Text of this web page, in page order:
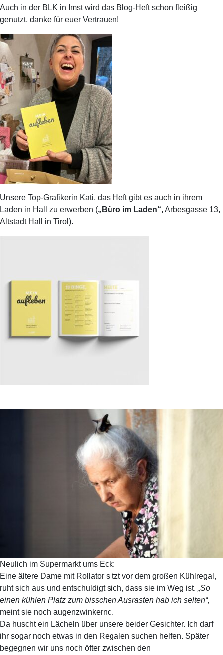
Auch in der BLK in Imst wird das Blog-Heft schon fleißig
genutzt, danke für euer Vertrauen!
Unsere Top-Grafikerin Kati, das Heft gibt es auch in ihrem
Laden in Hall zu erwerben („Büro im Laden“,Arbesgasse 13,
Altstadt Hall in Tirol).
Neulich im Supermarkt ums Eck:
Eine ältere Dame mit Rollator sitzt vor dem großen Kühlregal,
ruht sich aus und entschuldigt sich, dass sie im Weg ist. „So
einen kühlen Platz zum bisschen Ausrasten hab ich selten“,
meint sie noch augenzwinkernd.
Da huscht ein Lächeln über unsere beider Gesichter. Ich darf
ihr sogar noch etwas in den Regalen suchen helfen. Später
begegnen wir uns noch öfter zwischen den